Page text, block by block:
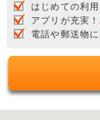
はじめての利
アプリが充実！
電話や郵送物に